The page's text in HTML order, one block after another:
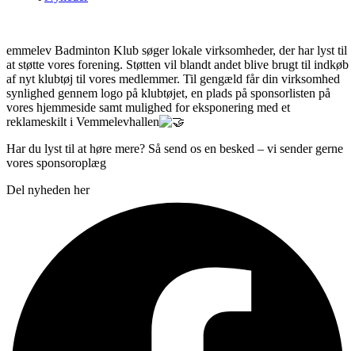
emmelev Badminton Klub søger lokale virksomheder, der har lyst til
at støtte vores forening. Støtten vil blandt andet blive brugt til indkøb
af nyt klubtøj til vores medlemmer. Til gengæld får din virksomhed
synlighed gennem logo på klubtøjet, en plads på sponsorlisten på
vores hjemmeside samt mulighed for eksponering med et
reklameskilt i Vemmelevhallen
Har du lyst til at høre mere? Så send os en besked – vi sender gerne
vores sponsoroplæg
Del nyheden her